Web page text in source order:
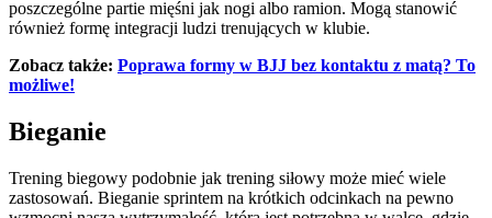
poszczególne partie mięśni jak nogi albo ramion. Mogą stanowić
również formę integracji ludzi trenujących w klubie.
Zobacz także: Poprawa formy w BJJ bez kontaktu z matą? To
możliwe!
Bieganie
Trening biegowy podobnie jak trening siłowy może mieć wiele
zastosowań. Bieganie sprintem na krótkich odcinkach na pewno